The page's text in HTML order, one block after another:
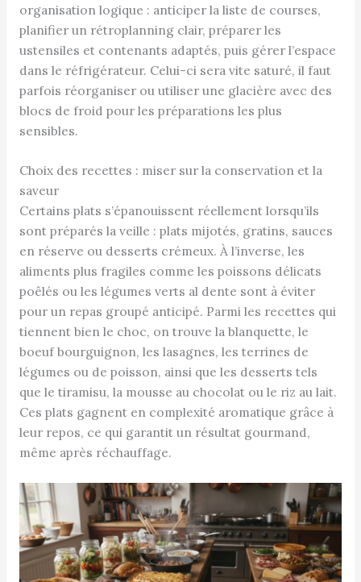
organisation logique : anticiper la liste de courses,
planifier un rétroplanning clair, préparer les
ustensiles et contenants adaptés, puis gérer l’espace
dans le réfrigérateur. Celui-ci sera vite saturé, il faut
parfois réorganiser ou utiliser une glacière avec des
blocs de froid pour les préparations les plus
sensibles.
Choix des recettes : miser sur la conservation et la
saveur
Certains plats s’épanouissent réellement lorsqu’ils
sont préparés la veille : plats mijotés, gratins, sauces
en réserve ou desserts crémeux. À l’inverse, les
aliments plus fragiles comme les poissons délicats
poêlés ou les légumes verts al dente sont à éviter
pour un repas groupé anticipé. Parmi les recettes qui
tiennent bien le choc, on trouve la blanquette, le
boeuf bourguignon, les lasagnes, les terrines de
légumes ou de poisson, ainsi que les desserts tels
que le tiramisu, la mousse au chocolat ou le riz au lait.
Ces plats gagnent en complexité aromatique grâce à
leur repos, ce qui garantit un résultat gourmand,
même après réchauffage.